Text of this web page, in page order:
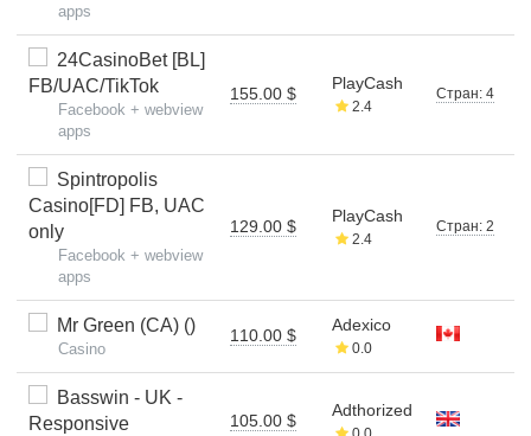
apps
24CasinoBet [BL]
FB/UAC/TikTok
Facebook + webview
apps
155.00 $
PlayCash
2.4
Стран: 4
Spintropolis
Casino[FD] FB, UAC
only
Facebook + webview
apps
129.00 $
PlayCash
2.4
Стран: 2
Mr Green (CA) ()
Casino
110.00 $
Adexico
0.0
Basswin - UK -
Responsive
105.00 $
Adthorized